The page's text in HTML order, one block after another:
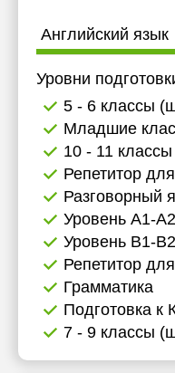
Английский язык
Уровни
5 - 6 классы
Младшие
10 - 11
Репетитор
Разговорный
Уровень А1-
Уровень B1-
Репетитор
Грамматика
Подготовка к
7 - 9 классы